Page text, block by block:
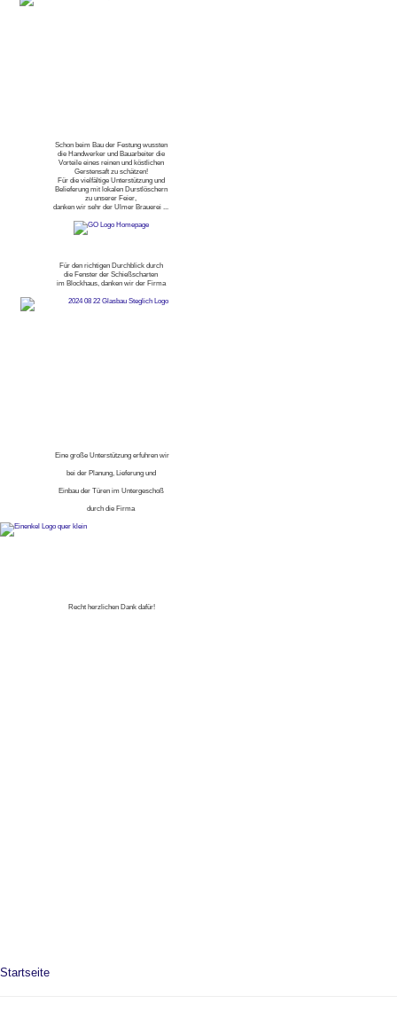
Schon beim Bau der Festung wussten
die Handwerker und Bauarbeiter die
Vorteile eines reinen und köstlichen
Gerstensaft zu schätzen!
Für die vielfältige Unterstützung und
Belieferung mit lokalen Durstlöschern
zu unserer Feier,
danken wir sehr der Ulmer Brauerei ...
Für den richtigen Durchblick durch
die Fenster der Schießscharten
im Blockhaus, danken wir der Firma
Eine große Unterstützung erfuhren wir
bei der Planung, Lieferung und
Einbau der Türen im Untergeschoß
durch die Firma
Recht herzlichen Dank dafür!
Startseite